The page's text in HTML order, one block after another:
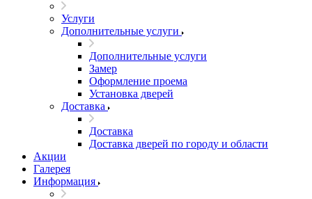
Услуги
Дополнительные услуги
Дополнительные услуги
Замер
Оформление проема
Установка дверей
Доставка
Доставка
Доставка дверей по городу и области
Акции
Галерея
Информация